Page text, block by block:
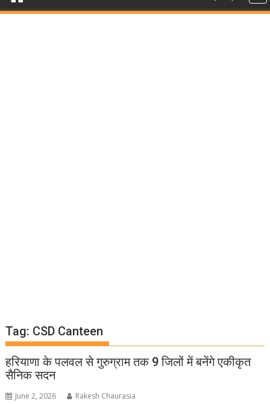
Tag: CSD Canteen
हरियाणा के पलवल से गुरुग्राम तक 9 जिलों में बनेंगे एकीकृत
सैनिक सदन
June 2, 2026 Rakesh Chaurasia